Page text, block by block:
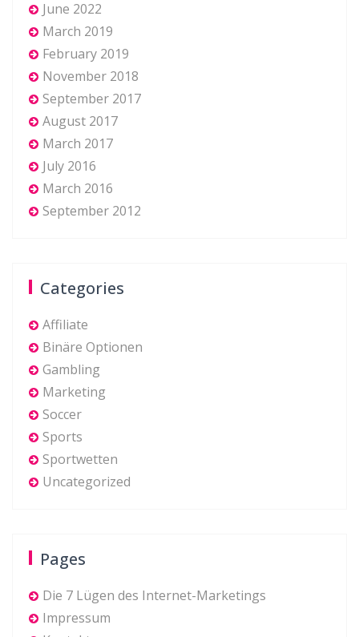
June 2022
March 2019
February 2019
November 2018
September 2017
August 2017
March 2017
July 2016
March 2016
September 2012
Categories
Affiliate
Binäre Optionen
Gambling
Marketing
Soccer
Sports
Sportwetten
Uncategorized
Pages
Die 7 Lügen des Internet-Marketings
Impressum